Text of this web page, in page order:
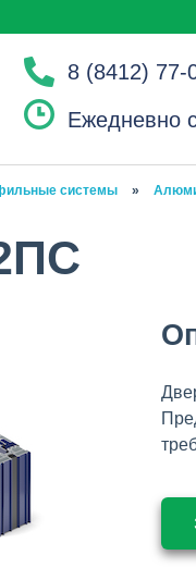
8 (8412) 77-
Ежедневно
системы »